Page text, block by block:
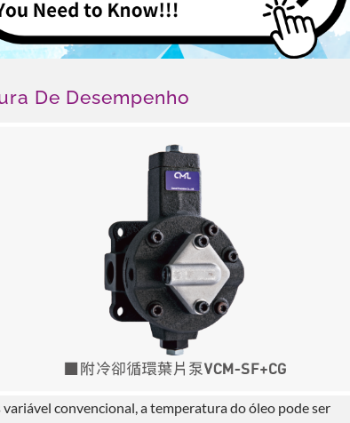
De Desempenho
convencional, a temperatura do óleo pode ser